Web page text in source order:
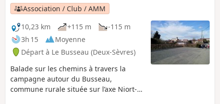
Association / Club / AMM
10,23 km
+115 m
-115 m
3h 15
Moyenne
Départ à Le Busseau (Deux-Sèvres)
Balade sur les chemins à travers la
campagne autour du Busseau,
commune rurale située sur l’axe Niort-